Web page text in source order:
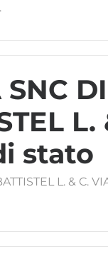
DI
L.
stato
L. & C.